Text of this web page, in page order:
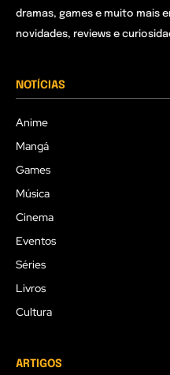
dramas, games e muito mais
novidades, reviews e
NOTÍCIAS
Anime
Mangá
Games
Música
Cinema
Eventos
Séries
Livros
Cultura
ARTIGOS